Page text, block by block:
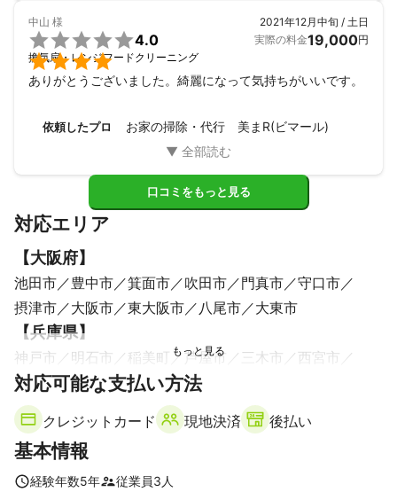
中山 様


4.0
換気扇・レンジフードクリーニング
2021年12月中旬 / 土日
実際の料金19,000円
ありがとうございました。綺麗になって気持ちがいいです。
依頼したプロ お家の掃除・代行 美まR(ビマール)
口コミをもっと見る
対応エリア
【大阪府】
池田市 豊中市 箕面市 吹田市 門真市
守口市
摂津市
大阪市 東大阪市 八尾市 大東市
【兵庫県】
神戸市 明石市 稲美町 芦屋市 三木市
西宮市
播磨町
小野市 加古川市 加東市
伊丹市
三田市 川西市
西脇市
福崎町 姫路市
対応可能な支払い方法
クレジットカード 現地決済 後払い
基本情報
経験年数5年 従業員3 人